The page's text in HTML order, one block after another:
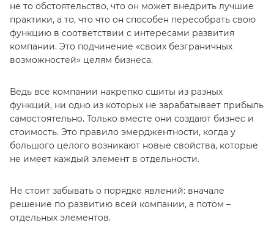
не то обстоятельство, что он может внедрить лучшие
практики, а то, что что он способен пересобрать свою
функцию в соответствии с интересами развития
компании. Это подчинение «своих безграничных
возможностей» целям бизнеса.
Ведь все компании накрепко сшиты из разных
функций, ни одно из которых не зарабатывает прибыль
самостоятельно. Только вместе они создают бизнес и
стоимость. Это правило эмерджентности, когда у
большого целого возникают новые свойства, которые
не имеет каждый элемент в отдельности.
Не стоит забывать о порядке явлений: вначале
решение по развитию всей компании, а потом –
отдельных элементов.